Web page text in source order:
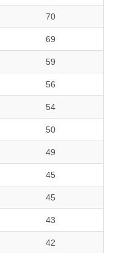
70
69
59
56
54
50
49
45
45
43
42